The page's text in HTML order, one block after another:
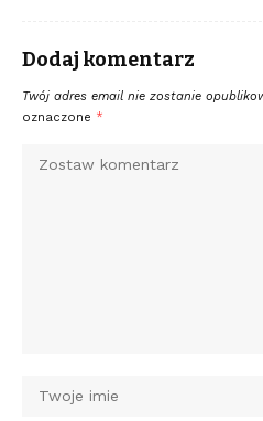
Dodaj komentarz
Twój adres email nie zostanie
oznaczone *